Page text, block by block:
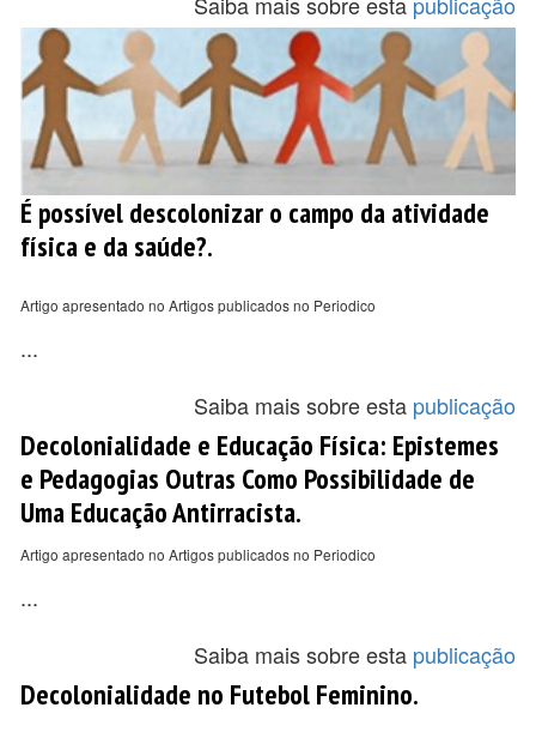
É possível descolonizar o campo da atividade
física e da saúde?.
Artigo apresentado no Artigos publicados no Periodico
...
Saiba mais sobre esta publicação
Decolonialidade e Educação Física: Epistemes
e Pedagogias Outras Como Possibilidade de
Uma Educação Antirracista.
Artigo apresentado no Artigos publicados no Periodico
...
Saiba mais sobre esta publicação
Decolonialidade no Futebol Feminino.